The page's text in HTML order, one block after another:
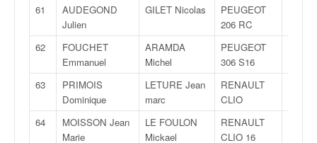
61
AUDEGOND
Julien
GILET Nicolas
PEUGEOT
206 RC
62
FOUCHET
Emmanuel
ARAMDA
Michel
PEUGEOT
306 S16
63
PRIMOIS
Dominique
LETURE Jean
marc
RENAULT
CLIO
64
MOISSON Jean
Marie
LE FOULON
Mickael
RENAULT
CLIO 16